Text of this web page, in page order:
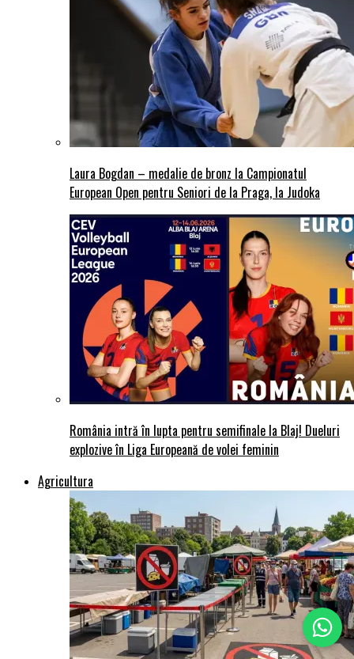
Laura Bogdan – medalie de bronz la Campionatul
European Open pentru Seniori de la Praga, la Judoka
România intră în lupta pentru semifinale la Blaj! Dueluri
explozive în Liga Europeană de volei feminin
Agricultura